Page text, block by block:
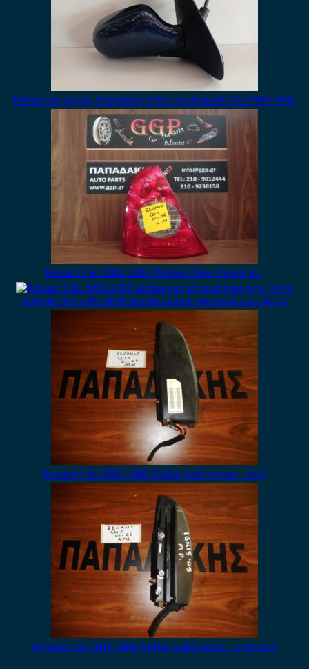
Καθρέπτης Δεξιός Μηχανικός Μπλε για Renault Clio 1998-2006
Renault Clio 2001-2006 Φανάρι Πίσω Αριστερό .
Renault Clio 2001-2006 φανάρι εμπρός αριστερό γκρι φόντο
Renault Clio 2001-2006 AirBag καθίσματος – δεξί
Renault Clio 2001-2006 AirBag καθίσματος – αριστερό